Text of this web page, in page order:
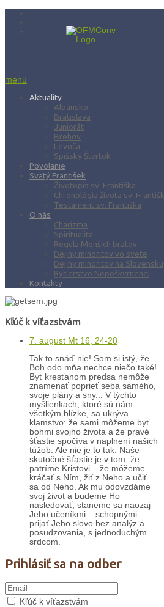
menu
Aktuality
Albánsko
Bratislava
Juniorát
Brehov
Levoča
Spišský Štvrtok
Povolanie
Svätý František
Životopis sv. Františka
Chronológia života sv.
Testament sv. Františka
O nás
Charizma
Spiritualita
Regula Menších bratov
Dejiny minoritov vo svete
Dejiny minoritov na Slovensku
Rytierstvo Nepoškvrnenej
Kontakty
Kľúč k víťazstvám
7. august Mt 16, 24-28
Tak to snáď nie! Som si istý, že
Boh odo mňa nechce niečo také!
Byť kresťanom predsa nemôže
znamenať poprieť seba samého,
svoje plány a sny... V týchto
myšlienkach, ktoré sú nám
všetkým blízke, sa ukrýva
klamstvo: že sami môžeme byť
bohmi svojho života a že pravé
šťastie spočíva v naplnení našich
túžob. Ale nie je to tak. Naše
skutočné šťastie je v tom, že
patríme Kristovi – že môžeme
kráčať s Ním, žiť z Neho a učiť
sa od Neho. Ak mu odovzdáme
svoj život a budeme Ho
nasledovať, staneme sa naozaj
Jeho učeníkmi – schopnými
prijať Jeho slovo bez analýz a
posudzovania, s jednoduchým
srdcom.
Prihlásiť sa na odber
Kľúč k víťazstvám